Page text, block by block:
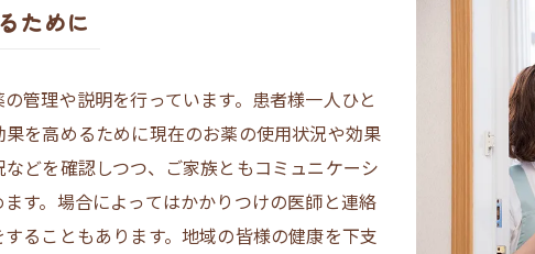
ために
管理や説明を行っています。患者様一人ひと
を高めるために現在のお薬の使用状況や効果
どを確認しつつ、ご家族ともコミュニケーシ
す。場合によってはかかりつけの医師と連絡
ることもあります。地域の皆様の健康を下支